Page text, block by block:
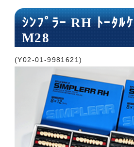
トップページ
ネット販売ページ
歯科関連機器
術野撮影キット
3D実体顕微鏡
会社概要
ｼﾝﾌﾟﾗｰ RH ﾄｰﾀﾙ
M28
(Y02-01-9981621)